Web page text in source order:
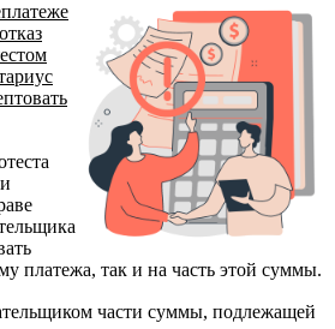
платежа, так и на часть этой суммы.
части суммы, подлежащей